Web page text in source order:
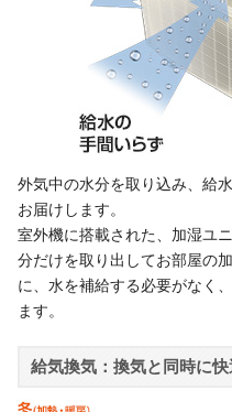
外気中の水分を取り込み、給
お届けします。
室外機に搭載された、加湿ユ
分だけを取り出してお部屋の
に、水を補給する必要がなく
ます。
給気換気：換気と同時に